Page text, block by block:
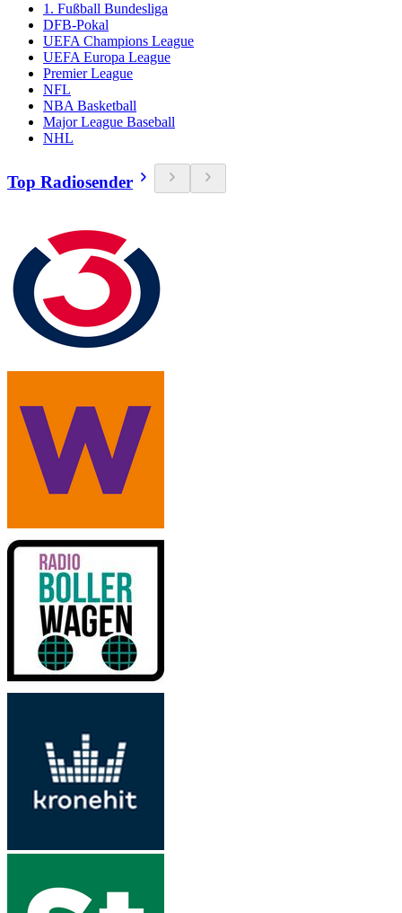
1. Fußball Bundesliga
DFB-Pokal
UEFA Champions League
UEFA Europa League
Premier League
NFL
NBA Basketball
Major League Baseball
NHL
Top Radiosender